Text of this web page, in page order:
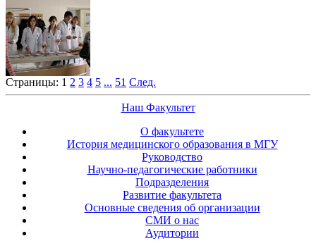
Страницы: 1 2 3 4 5 ... 51 След.
Наш Факультет
О факультете
История медицинского образования в МГУ
Руководство
Научно-педагогические работники
Подразделения
Развитие факультета
Основные сведения об организации
СМИ о нас
Аудитории